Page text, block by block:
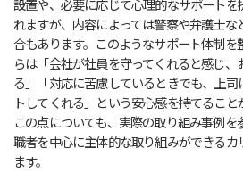
設置や、必要に応じて心理的なサポートを
れますが、内容によっては警察や弁護士
合もあります。このようなサポート体制を
らは「会社が社員を守ってくれると感じ
る」「対応に苦慮しているときでも、上
トしてくれる」という安心感を持てること
この点についても、実際の取り組み事例
職者を中心に主体的な取り組みができる
ます。